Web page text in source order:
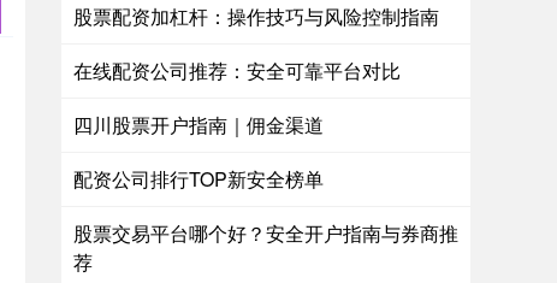
股票配资加杠杆：操作技巧与风险控制指南
在线配资公司推荐：安全可靠平台对比
四川股票开户指南｜佣金渠道
配资公司排行TOP新安全榜单
股票交易平台哪个好？安全开户指南与券商推
荐